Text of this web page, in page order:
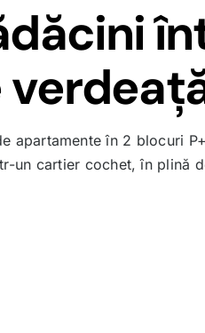
apartamente în 2 blocuri
un cartier cochet, în plină